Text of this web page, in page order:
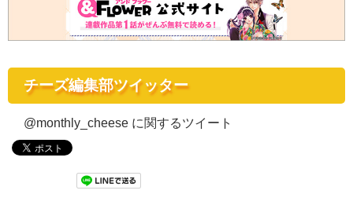
チーズ編集部ツイッター
@monthly_cheese に関するツイート